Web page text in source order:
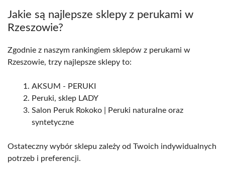
Jakie są najlepsze sklepy z perukami w
Rzeszowie?
Zgodnie z naszym rankingiem sklepów z perukami w
Rzeszowie, trzy najlepsze sklepy to:
AKSUM - PERUKI
Peruki, sklep LADY
Salon Peruk Rokoko | Peruki naturalne oraz
syntetyczne
Ostateczny wybór sklepu zależy od Twoich indywidualnych
potrzeb i preferencji.